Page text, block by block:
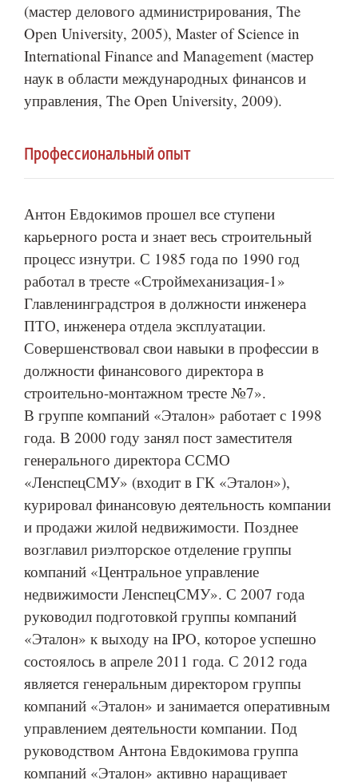
(мастер делового администрирования, The
Open University, 2005), Master of Science in
International Finance and Management (мастер
наук в области международных финансов и
управления, The Open University, 2009).
Профессиональный опыт
Антон Евдокимов прошел все ступени
карьерного роста и знает весь строительный
процесс изнутри. С 1985 года по 1990 год
работал в тресте «Строймеханизация-1»
Главленинградстроя в должности инженера
ПТО, инженера отдела эксплуатации.
Совершенствовал свои навыки в профессии в
должности финансового директора в
строительно-монтажном тресте №7».
В группе компаний «Эталон» работает с 1998
года. В 2000 году занял пост заместителя
генерального директора ССМО
«ЛенспецСМУ» (входит в ГК «Эталон»),
курировал финансовую деятельность компании
и продажи жилой недвижимости. Позднее
возглавил риэлторское отделение группы
компаний «Центральное управление
недвижимости ЛенспецСМУ». С 2007 года
руководил подготовкой группы компаний
«Эталон» к выходу на IPO, которое успешно
состоялось в апреле 2011 года. С 2012 года
является генеральным директором группы
компаний «Эталон» и занимается оперативным
управлением деятельности компании. Под
руководством Антона Евдокимова группа
компаний «Эталон» активно наращивает